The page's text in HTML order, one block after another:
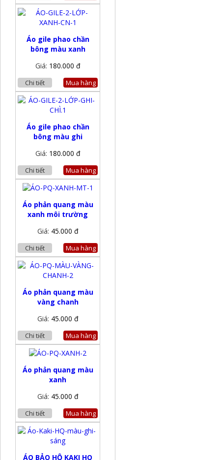
Áo gile phao chần
bông màu xanh
Giá: 180.000 đ
Chi tiết Mua hàng
Áo gile phao chần
bông màu ghi
Giá: 180.000 đ
Chi tiết Mua hàng
Áo phản quang màu
xanh môi trường
Giá: 45.000 đ
Chi tiết Mua hàng
Áo phản quang màu
vàng chanh
Giá: 45.000 đ
Chi tiết Mua hàng
Áo phản quang màu
xanh
Giá: 45.000 đ
Chi tiết Mua hàng
ÁO BẢO HỘ KAKI HQ